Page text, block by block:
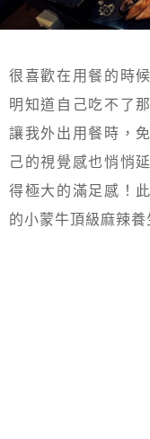
很喜歡在用餐的時
明知道自己吃不了
讓我外出用餐時，
己的視覺感也悄悄
得極大的滿足感！
的小蒙牛頂級麻辣養